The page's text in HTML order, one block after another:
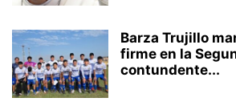
Barza Trujillo
firme en la
contundente...